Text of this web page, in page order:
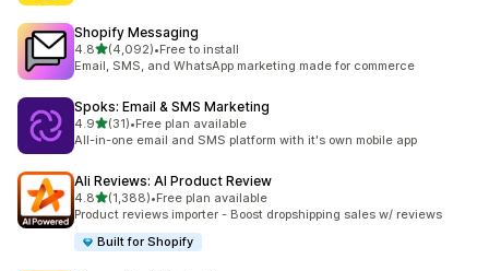
Shopify Messaging
4.8滿分 5 顆星
(4,092)
共有 4092 則評價
•Free to install
Email, SMS, and WhatsApp marketing made for commerce
Spoks: Email & SMS Marketing
4.9滿分 5 顆星
(31)
共有 31 則評價
•Free plan available
All-in-one email and SMS platform with it's own mobile app
Ali Reviews: AI Product Review
4.8滿分 5 顆星
(1,388)
共有 1388 則評價
•Free plan available
Product reviews importer - Boost dropshipping sales w/ reviews
Built for Shopify